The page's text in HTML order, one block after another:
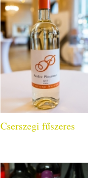
Cserszegi fűszeres